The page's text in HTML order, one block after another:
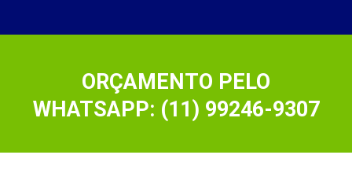
ORÇAMENTO PELO
WHATSAPP: (11) 99246-9307